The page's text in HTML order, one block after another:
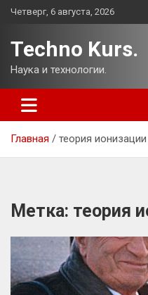
Перейти
Четверг, 6 августа, 2026
Techno Kurs.
Наука и технологии.
Главная теория
Метка: теория